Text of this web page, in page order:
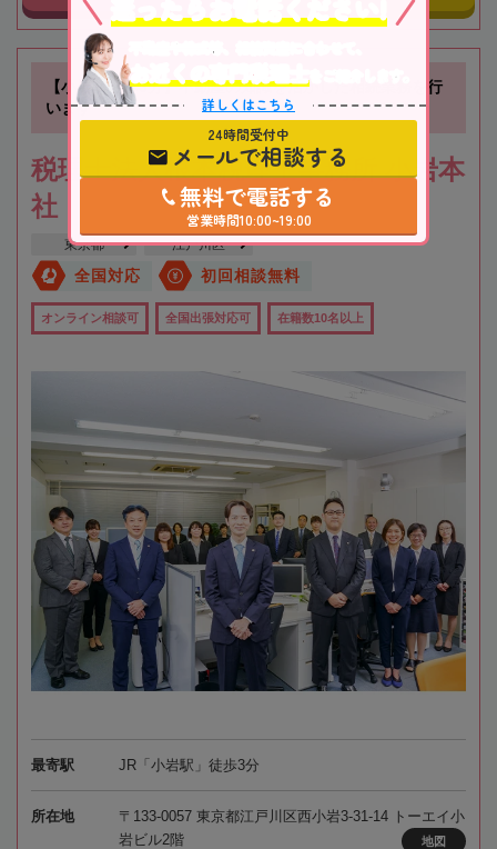
【小岩駅徒歩3分】不動産の知識を活かした相続業務を行
います
税理士法人根本税理士事務所 小岩本
社
東京都 江戸川区
全国対応 初回相談無料
オンライン相談可 全国出張対応可 在籍数10名以上
最寄駅 JR「小岩駅」徒歩3分
所在地
〒133-0057 東京都江戸川区西小岩3-31-14 トーエイ小
岩ビル2階
地図
不動産や株式等、相続資産に合わせて、
お近くの専門税理士
をご紹介します。
詳しくはこちら
24時間受付中
メールで相談する
無料で電話する
営業時間10:00~19:00